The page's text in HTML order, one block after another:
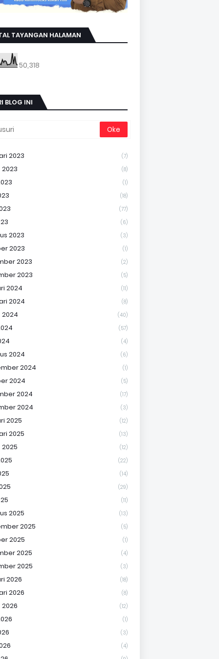
TAYANGAN HALAMAN
50,318
BLOG INI
2023 (7)
(8)
(1)
(18)
(77)
(6)
2023 (3)
2023 (1)
2023 (2)
2023 (5)
2024 (11)
2024 (8)
(40)
(57)
(4)
2024 (6)
2024 (1)
2024 (5)
2024 (17)
2024 (3)
2025 (12)
2025 (13)
(12)
(22)
(14)
(29)
(11)
2025 (13)
2025 (5)
2025 (1)
2025 (4)
2025 (3)
2026 (18)
2026 (8)
(12)
(1)
(3)
(4)